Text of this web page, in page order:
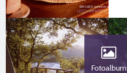
Fotoalbum